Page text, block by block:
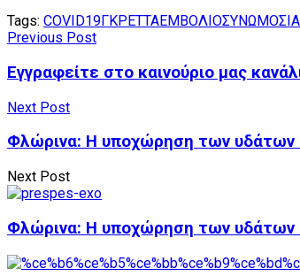
Tags: COVID19ΓΚΡΕΤΤΑΕΜΒΟΛΙΟΣΥΝΩΜΟΣΙΑ
Previous Post
Εγγραφείτε στο καινούριο μας
Next Post
Φλώρινα: Η υποχώρηση των
Next Post
Φλώρινα: Η υποχώρηση των